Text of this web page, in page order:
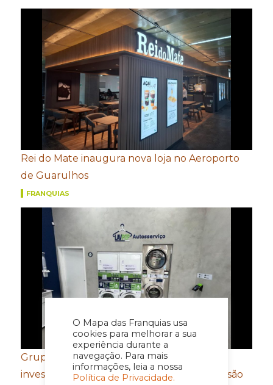
O Mapa das Franquias usa
cookies para melhorar a sua
experiência durante a
navegação. Para mais
informações, leia a nossa
Política de Privacidade.
Rei do Mate inaugura nova loja no Aeroporto
de Guarulhos
FRANQUIAS
Grupo FROTH mira Santa Catarina e prevê
investimento de R$ 5,5 milhões com expansão